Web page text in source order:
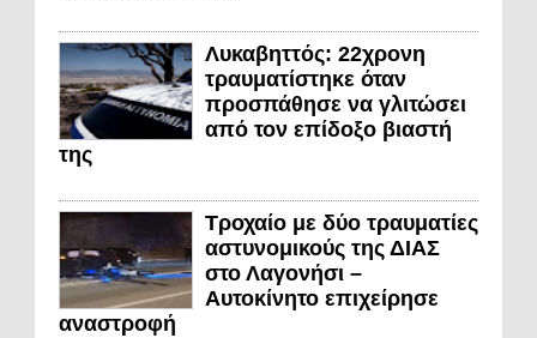
Λυκαβηττός: 22χρονη
τραυματίστηκε όταν
προσπάθησε να γλιτώσει
από τον επίδοξο βιαστή
της
Τροχαίο με δύο τραυματίες
αστυνομικούς της ΔΙΑΣ
στο Λαγονήσι –
Αυτοκίνητο επιχείρησε
αναστροφή